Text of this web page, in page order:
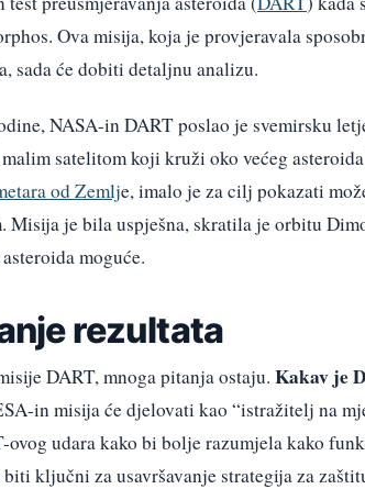
Ova misija, koja je provjeravala
sada će dobiti detaljnu analizu.
NASA-in DART poslao je svemirsku
satelitom koji kruži oko većeg
od Zemlje, imalo je za cilj pokazati
Misija je bila uspješna, skratila je orbitu
moguće.
rezultata
DART, mnoga pitanja ostaju. Kakav je
in misija će djelovati kao “istražitelj na
ovog udara kako bi bolje razumjela kako
ključni za usavršavanje strategija za